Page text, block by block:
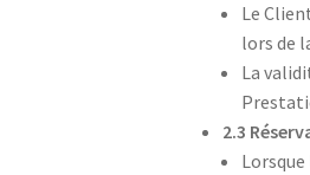
Le
lors de
La
2.3